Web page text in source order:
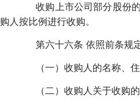
收购上市公司部分股份的
购人按比例进行收购。
第六十六条 依照前条规定
（一）收购人的名称、
（二）收购人关于收购的